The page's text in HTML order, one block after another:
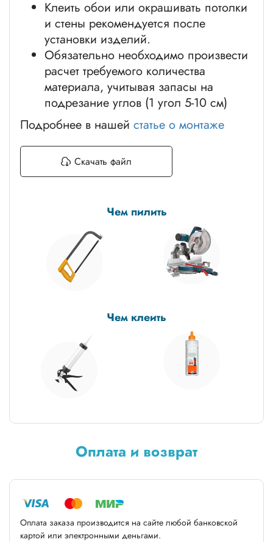
Клеить обои или окрашивать потолки
и стены рекомендуется после
установки изделий.
Обязательно необходимо произвести
расчет требуемого количества
материала, учитывая запасы на
подрезание углов (1 угол 5-10 см)
Подробнее в нашей статье о монтаже
Скачать файл
Чем пилить
Чем клеить
Оплата и возврат
Оплата заказа производится на сайте любой банковской
картой или электронными деньгами.